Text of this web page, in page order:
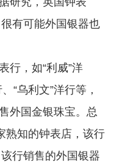
有可能外国银器也
，如“利威”洋
“乌利文”洋行等，
外国金银珠宝。总
熟知的钟表店，该行
行销售的外国银器